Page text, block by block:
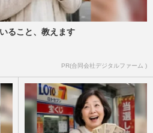
ること、教えます
PR(合同会社デジタルファーム )